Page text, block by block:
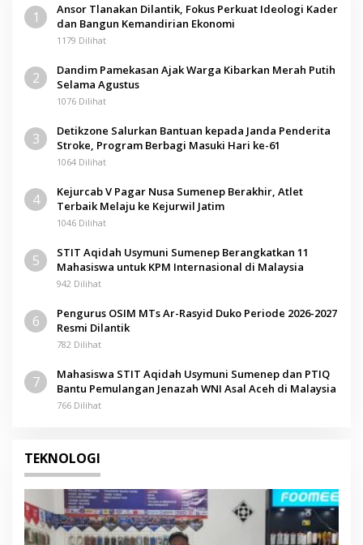
1
Ansor Tlanakan Dilantik, Fokus Perkuat Ideologi Kader
dan Bangun Kemandirian Ekonomi
1179 Dilihat
2
Dandim Pamekasan Ajak Warga Kibarkan Merah Putih
Selama Agustus
1076 Dilihat
3
Detikzone Salurkan Bantuan kepada Janda Penderita
Stroke, Program Berbagi Masuki Hari ke-61
1064 Dilihat
4
Kejurcab V Pagar Nusa Sumenep Berakhir, Atlet
Terbaik Melaju ke Kejurwil Jatim
1046 Dilihat
5
STIT Aqidah Usymuni Sumenep Berangkatkan 11
Mahasiswa untuk KPM Internasional di Malaysia
942 Dilihat
6
Pengurus OSIM MTs Ar-Rasyid Duko Periode 2026-2027
Resmi Dilantik
782 Dilihat
7
Mahasiswa STIT Aqidah Usymuni Sumenep dan PTIQ
Bantu Pemulangan Jenazah WNI Asal Aceh di Malaysia
766 Dilihat
TEKNOLOGI